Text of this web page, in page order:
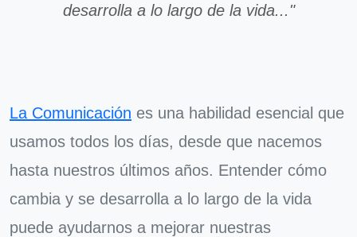
desarrolla a lo largo de la vida..."
La Comunicación es una habilidad esencial que
usamos todos los días, desde que nacemos
hasta nuestros últimos años. Entender cómo
cambia y se desarrolla a lo largo de la vida
puede ayudarnos a mejorar nuestras